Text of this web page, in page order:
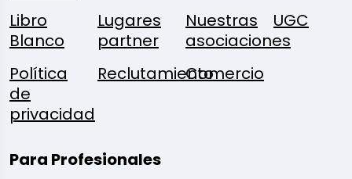
Libro
Blanco
Lugares
partner
Nuestras
asociaciones
UGC
Política
de
privacidad
ReclutamientoComercio
Para Profesionales